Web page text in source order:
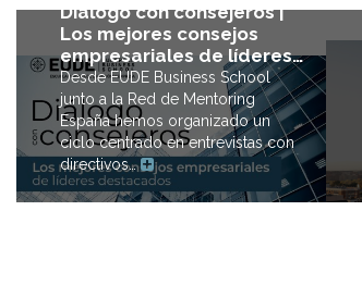
Diálogo con consejeros |
Los mejores consejos
empresariales de líderes…
Desde EUDE Business School
junto a la Red de Mentoring
España hemos organizado un
ciclo centrado en entrevistas con
directivos…